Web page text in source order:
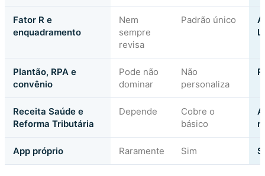
Fator R e
enquadramento
Nem
sempre
revisa
Padrão único
Plantão, RPA e
convênio
Pode não
dominar
Não
personaliza
Receita Saúde e
Reforma Tributária
Depende
Cobre o
básico
App próprio Raramente Sim